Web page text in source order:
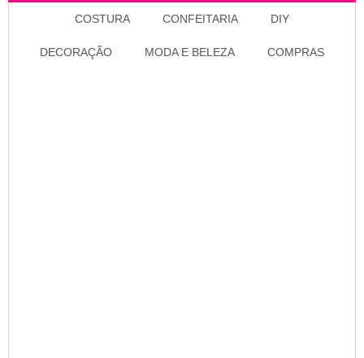
COSTURA CONFEITARIA DIY
DECORAÇÃO MODA E BELEZA COMPRAS